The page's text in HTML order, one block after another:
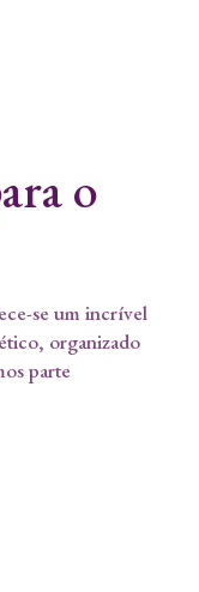
o
se um incrível
organizado
parte